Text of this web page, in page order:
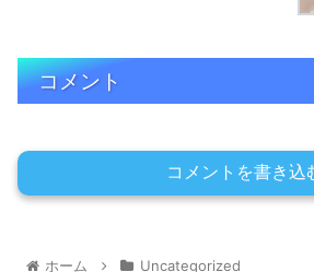
コメント
コメントを書き込
ホーム Uncategorized